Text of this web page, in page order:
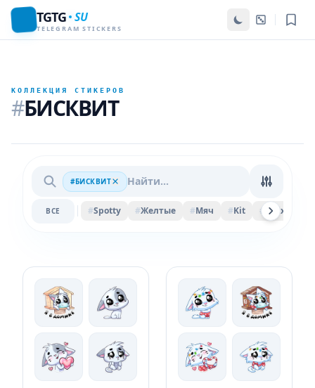
TGTG SU
TELEGRAM STICKERS
КОЛЛЕКЦИЯ СТИКЕРОВ
#БИСКВИТ
#БИСКВИТ
ВСЕ #Spotty #Желтые #Мяч #Kit # Felix